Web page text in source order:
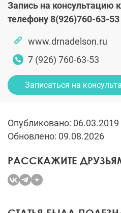
Запись на консультацию
телефону8(926)760-63-53
www.drnadelson.ru
7 (926) 760-63-53
Записаться на
Опубликовано: 06.03.2019
Обновлено: 09.08.2026
РАССКАЖИТЕ